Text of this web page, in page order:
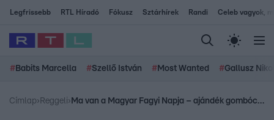
Legfrissebb RTL Híradó Fókusz Sztárhírek Randi Celeb vagyok,
# Babits Marcella #Szellő István # Most Wanted #Gallusz
Címlap› Reggeli› Ma van a Magyar Fagyi Napja – ajándék gombóccal várták az embereket